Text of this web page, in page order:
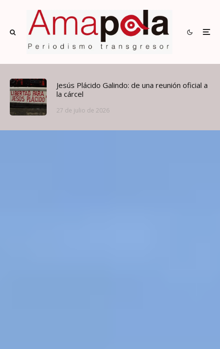
Jesús Plácido Galindo: de una reunión oficial a
la cárcel
27 de julio de 2026